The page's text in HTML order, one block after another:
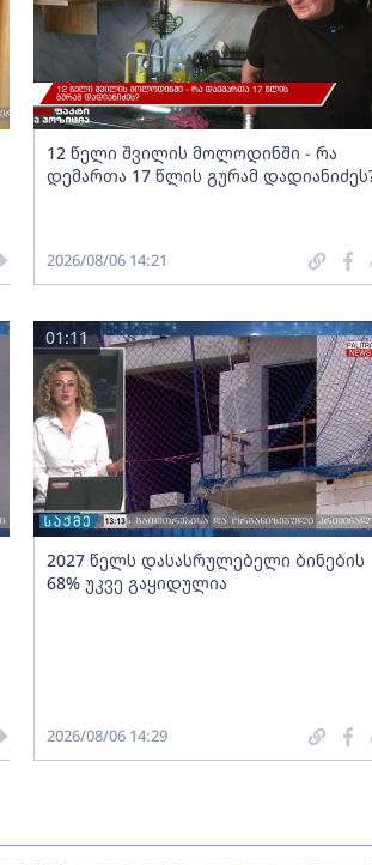
12 წელი შვილის მოლოდინში - რა
დემართა 17 წლის გურამ
2026/08/06 14:21
2027 წელს დასასრულებელი ბინების
68% უკვე გაყიდულია
01:11
2026/08/06 14:29